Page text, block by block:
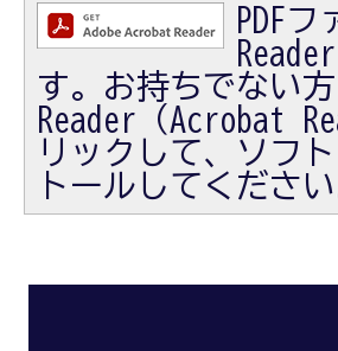
PDF
す。お持ちでない
Reader（Acrobat
リックして、ソフ
トールしてください